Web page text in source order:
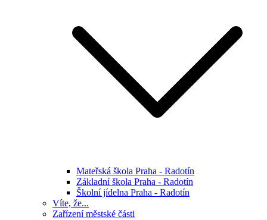
Mateřská škola Praha - Radotín
Základní škola Praha - Radotín
Školní jídelna Praha - Radotín
Víte, že...
Zařízení městské části